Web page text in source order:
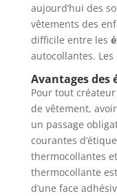
aujourd’hui des
vêtements des
difficile entre les
autocollantes.
Avantages
Pour tout
de vêtement,
un passage
courantes
thermocollantes
thermocollante
d’une face